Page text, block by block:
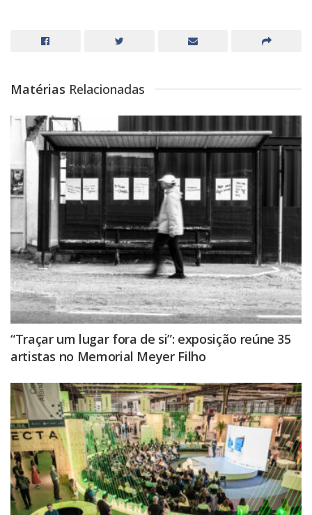
Matérias Relacionadas
“Traçar um lugar fora de si”: exposição reúne 35
artistas no Memorial Meyer Filho